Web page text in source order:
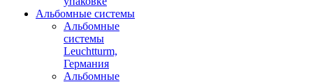
Альбомные системы
Альбомные
системы
Leuchtturm,
Германия
Альбомные